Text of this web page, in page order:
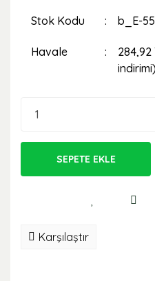
Stok Kodu b_E-
Havale
indirimi)
SEPETE EKLE
Karşılaştır